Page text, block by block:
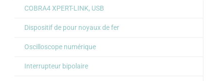
COBRA4 XPERT-LINK, USB
Dispositif de pour noyaux de fer
Oscilloscope numérique
Interrupteur bipolaire